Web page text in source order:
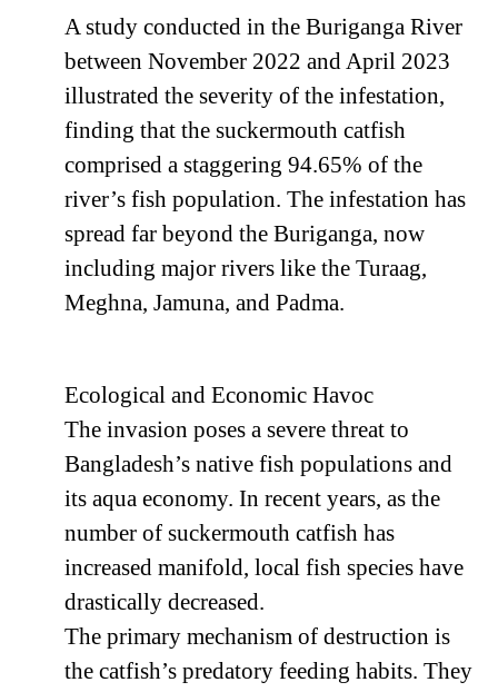
A study conducted in the Buriganga River
between November 2022 and April 2023
illustrated the severity of the infestation,
finding that the suckermouth catfish
comprised a staggering 94.65% of the
river’s fish population. The infestation has
spread far beyond the Buriganga, now
including major rivers like the Turaag,
Meghna, Jamuna, and Padma.
Ecological and Economic Havoc
The invasion poses a severe threat to
Bangladesh’s native fish populations and
its aqua economy. In recent years, as the
number of suckermouth catfish has
increased manifold, local fish species have
drastically decreased.
The primary mechanism of destruction is
the catfish’s predatory feeding habits. They